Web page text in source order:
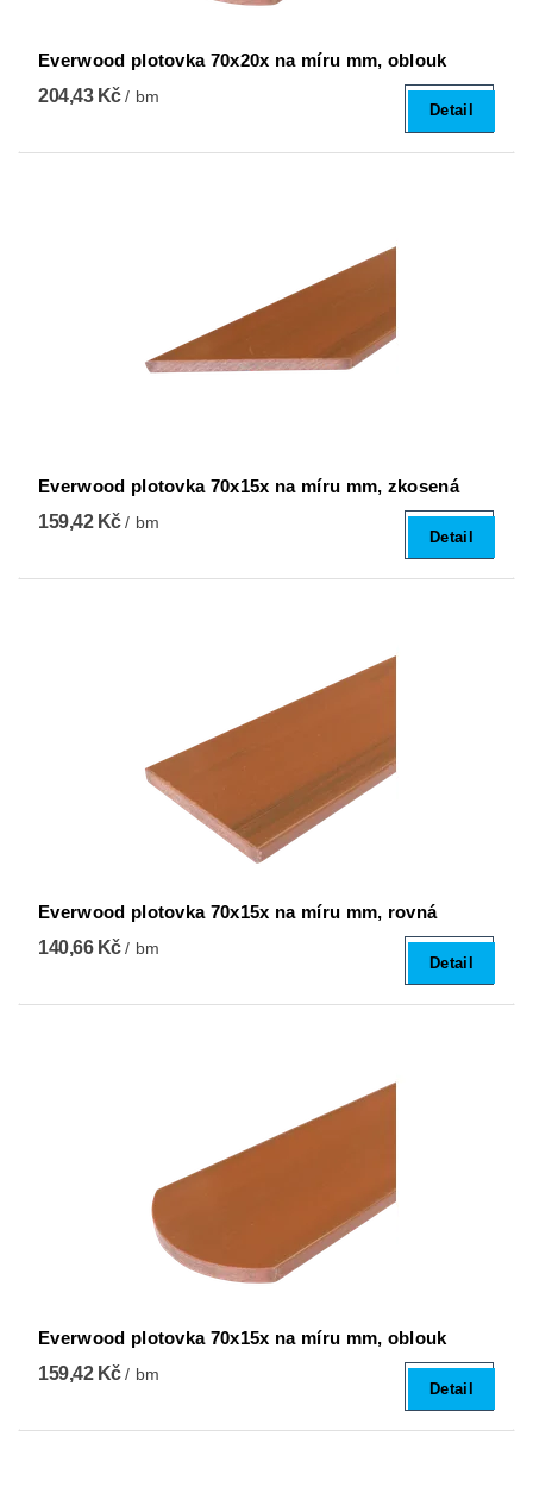
Everwood plotovka 70x20x na míru mm, oblouk
204,43 Kč/ bm
Detail
Everwood plotovka 70x15x na míru mm, zkosená
159,42 Kč/ bm
Detail
Everwood plotovka 70x15x na míru mm, rovná
140,66 Kč/ bm
Detail
Everwood plotovka 70x15x na míru mm, oblouk
159,42 Kč/ bm
Detail